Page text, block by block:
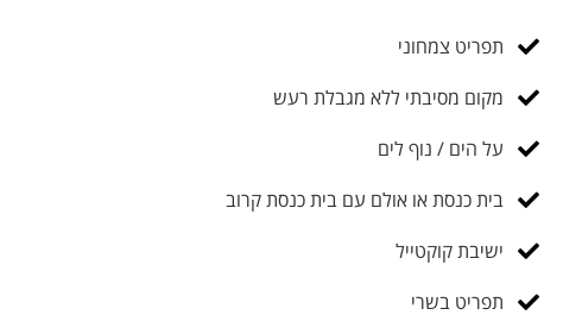
תפריט צמחוני
מקום מסיבתי ללא מגבלת רעש
על הים / נוף לים
בית כנסת או אולם עם בית כנסת קרוב
ישיבת קוקטייל
תפריט בשרי